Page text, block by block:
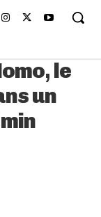
le
un